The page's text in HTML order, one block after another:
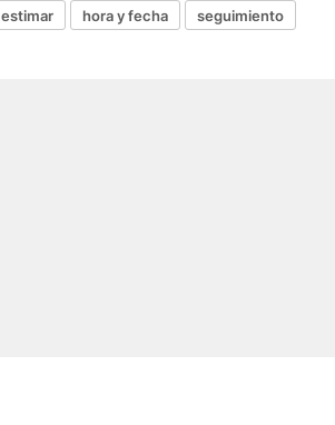
estimar hora y fecha seguimiento